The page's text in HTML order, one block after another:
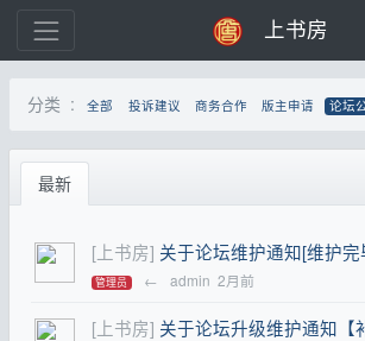
上书房
分类 : 全部 投诉建议 商务合作 版主申请 论坛
最新
[上书房] 关于论坛维护通知[维护完
管理员 ← admin 2月前
[上书房] 关于论坛升级维护通知【